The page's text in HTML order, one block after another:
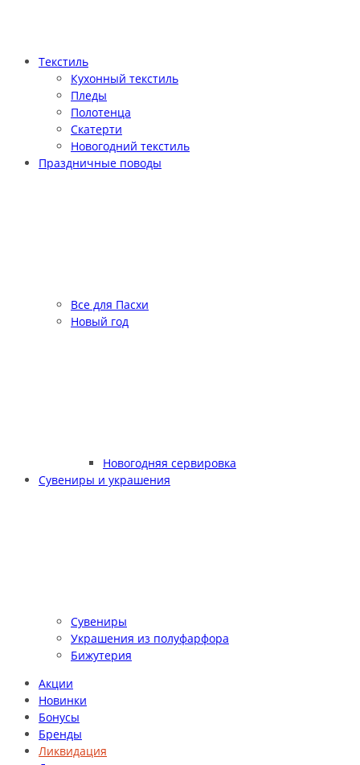
Текстиль
Кухонный текстиль
Пледы
Полотенца
Скатерти
Новогодний текстиль
Праздничные поводы
Все для Пасхи
Новый год
Новогодняя сервировка
Сувениры и украшения
Сувениры
Украшения из полуфарфора
Бижутерия
Акции
Новинки
Бонусы
Бренды
Ликвидация